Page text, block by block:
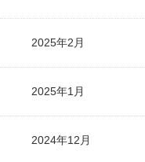
2025年2月
2025年1月
2024年12月